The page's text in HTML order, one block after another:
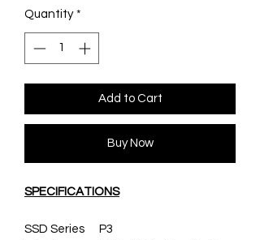
Quantity *
Add to Cart
Buy Now
SPECIFICATIONS
SSD Series
P3